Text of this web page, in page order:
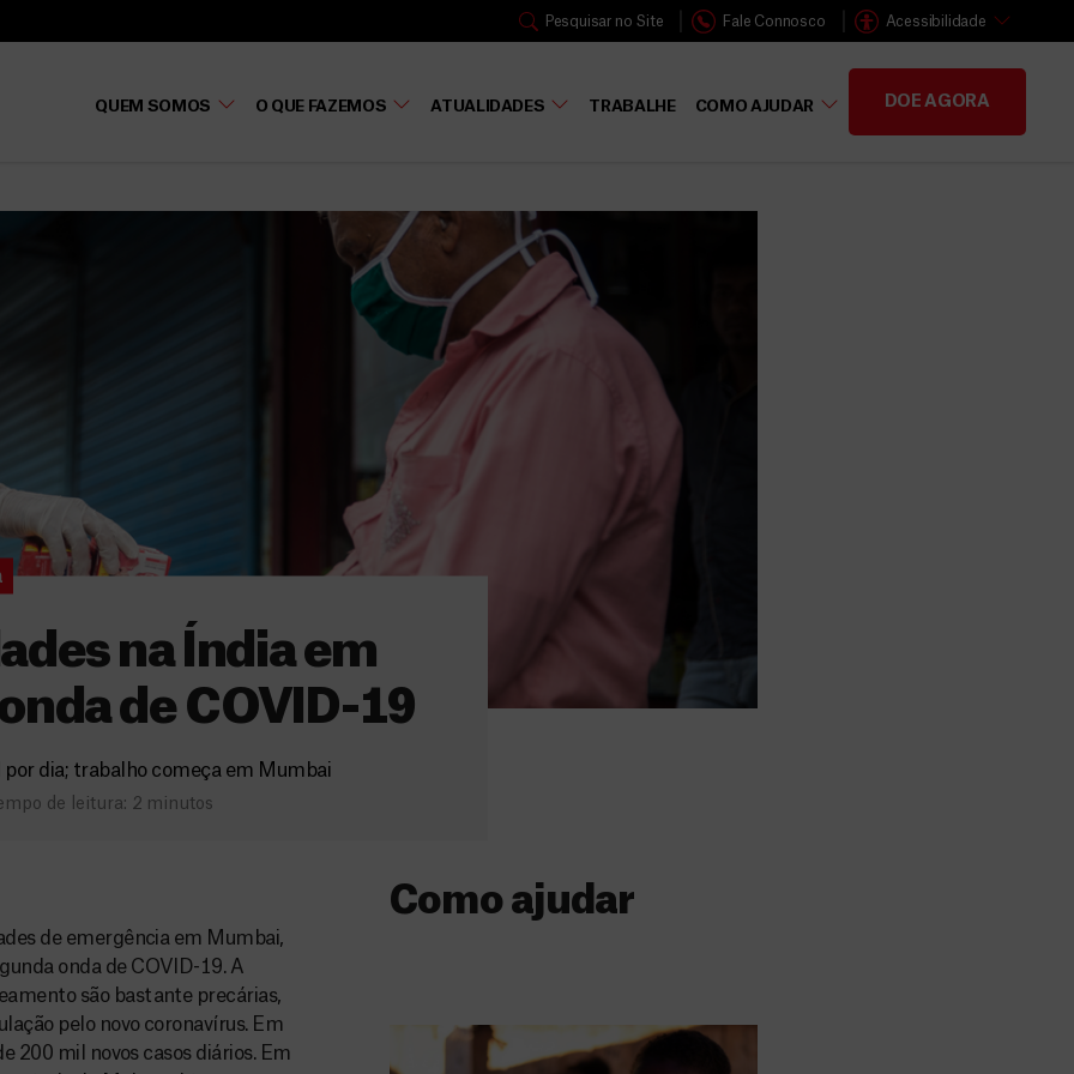
Pesquisar no Site Fale Connosco Acessibilidade
QUEM SOMOS O QUE FAZEMOS ATUALIDADES TRABALHE COMO AJUDAR DOE AGORA
na Índia em
de COVID-19
dia; trabalho começa em Mumbai
de leitura: 2 minutos
de emergência em Mumbai,
onda de COVID-19. A
são bastante precárias,
pelo novo coronavírus. Em
200 mil novos casos diários. Em
Como ajudar
ajuda-nos a levar cuidados médicos
a quem mais precisa.